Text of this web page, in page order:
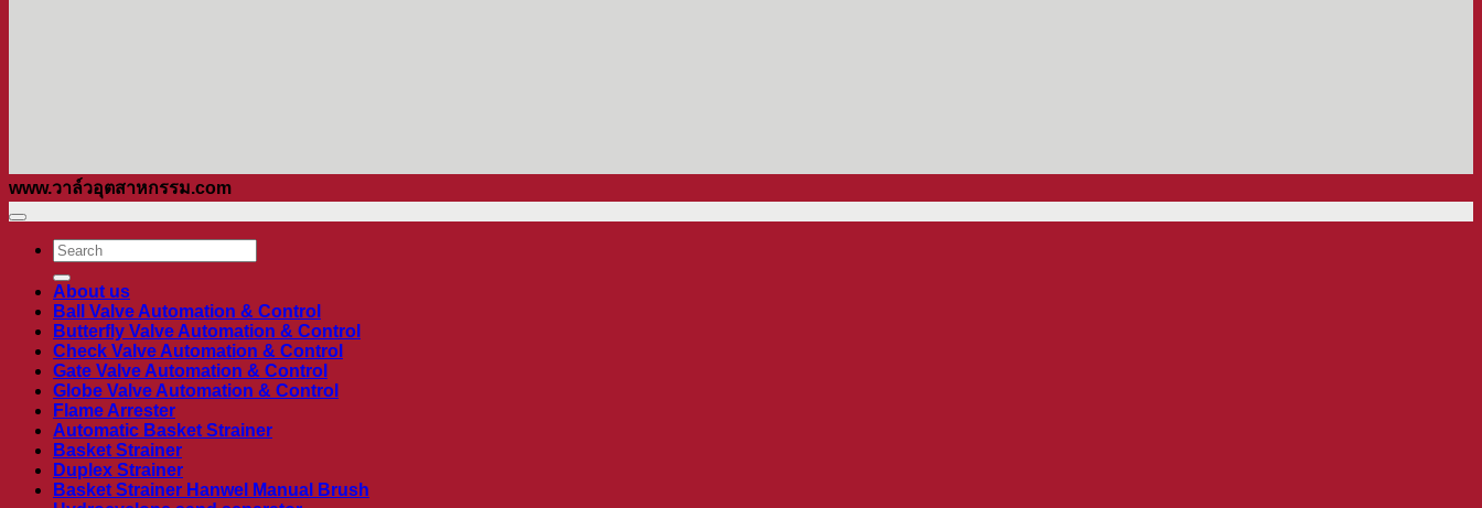
www.วาล์วอุตสาหกรรม.com
ค้นหา:
About us
Ball Valve Automation & Control
Butterfly Valve Automation & Control
Check Valve Automation & Control
Gate Valve Automation & Control
Globe Valve Automation & Control
Flame Arrester
Automatic Basket Strainer
Basket Strainer
Duplex Strainer
Basket Strainer Hanwel Manual Brush